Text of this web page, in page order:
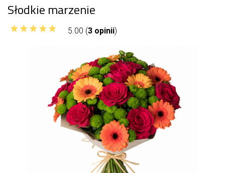
Słodkie marzenie
5.00 (3 opinii)